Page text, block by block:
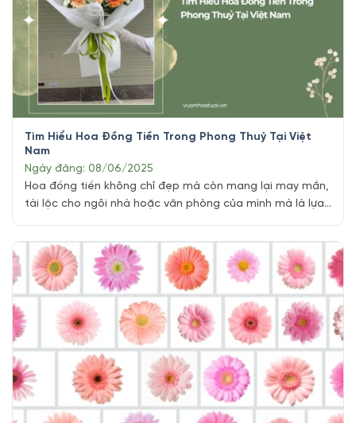
Tìm Hiểu Hoa Đồng Tiền Trong Phong Thuỷ Tại Việt
Nam
Ngày đăng: 08/06/2025
Hoa đồng tiền không chỉ đẹp mà còn mang lại may mắn,
tài lộc cho ngôi nhà hoặc văn phòng của mình mà là lựa
sâu sắc, loài hoa này đang ngày càng được ưa chuộng.
Tại Shop hoa tươi Tphcm Vuonhoatuoi.vn, chúng [...]